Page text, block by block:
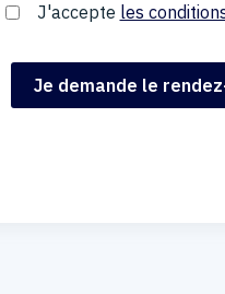
J'accepte les